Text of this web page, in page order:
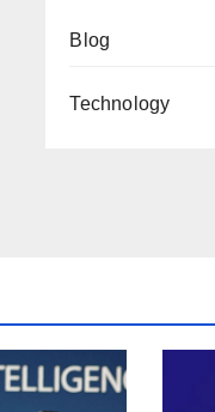
Blog
Technology